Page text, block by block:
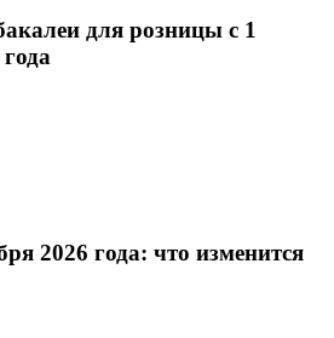
для розницы с 1
2026 года: что изменится